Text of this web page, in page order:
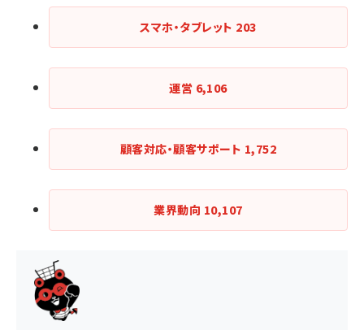
スマホ・タブレット 203
運営 6,106
顧客対応・顧客サポート 1,752
業界動向 10,107